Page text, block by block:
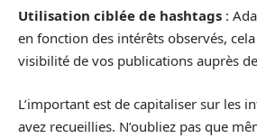
Utilisation ciblée de hashtags :
en fonction des intérêts observés,
visibilité de vos publications auprès
L’important est de capitaliser sur les
avez recueillies. N’oubliez pas que